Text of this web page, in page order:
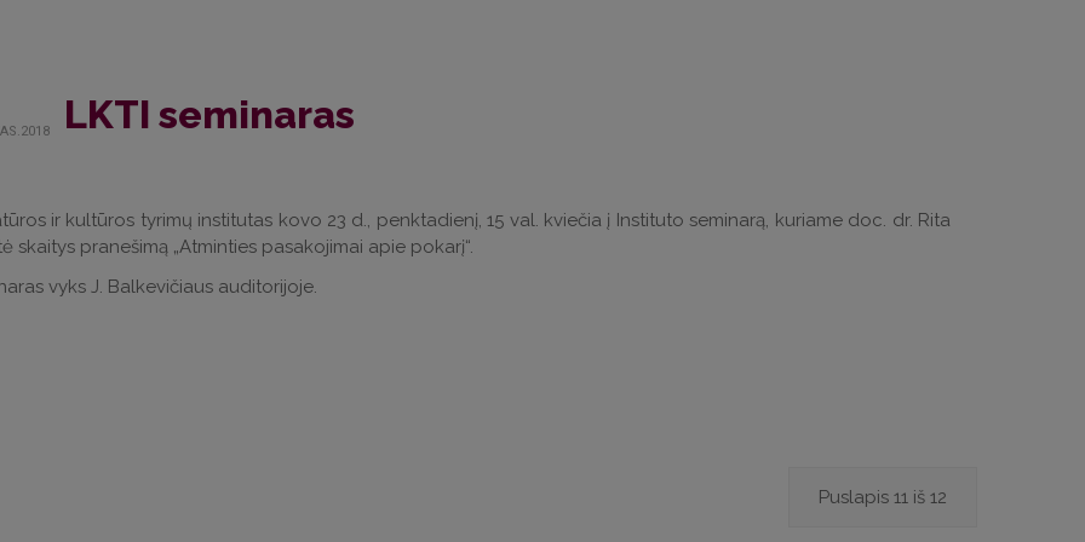
LKTI seminaras
ir kultūros tyrimų institutas kovo 23 d., penktadienį, 15 val. kviečia į Instituto seminarą, kuriame doc. dr. Rita
skaitys pranešimą „Atminties pasakojimai apie pokarį“.
vyks J. Balkevičiaus auditorijoje.
Puslapis 11 iš 12